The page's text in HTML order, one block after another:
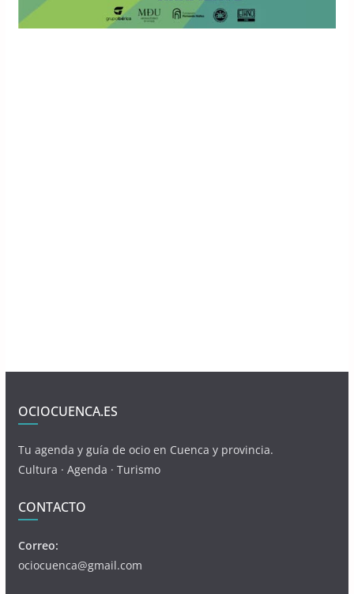
OCIOCUENCA.ES
Tu agenda y guía de ocio en Cuenca y provincia.
Cultura · Agenda · Turismo
CONTACTO
Correo:
ociocuenca@gmail.com